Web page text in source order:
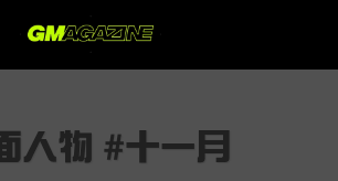
人物 #十一月